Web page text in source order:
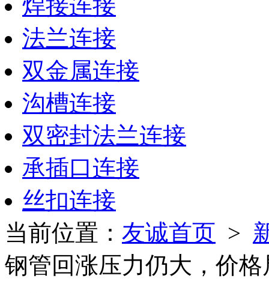
焊接连接
法兰连接
双金属连接
沟槽连接
双密封法兰连接
承插口连接
丝扣连接
当前位置： 友诚首页 >
钢管回涨压力仍大，价